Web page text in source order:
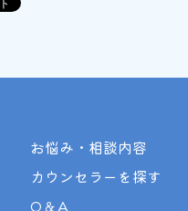
お悩み・相談内容
カウンセラーを探す
Q＆A